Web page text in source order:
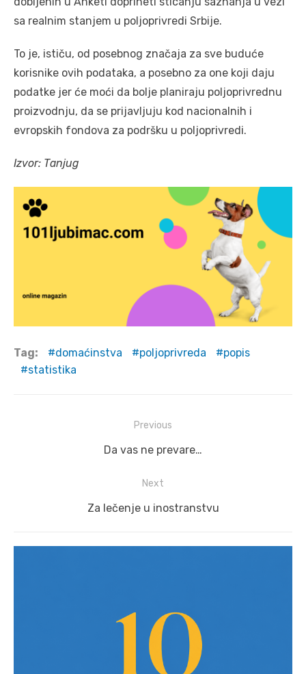
sa realnim stanjem u poljoprivredi Srbije.
To je, ističu, od posebnog značaja za sve buduće
korisnike ovih podataka, a posebno za one koji daju
podatke jer će moći da bolje planiraju poljoprivrednu
proizvodnju, da se prijavljuju kod nacionalnih i
evropskih fondova za podršku u poljoprivredi.
Izvor: Tanjug
Tag: domaćinstva poljoprivreda
popis
statistika
Previous
Previous
Da vas ne prevare…
Next
Next
Za lečenje u inostranstvu